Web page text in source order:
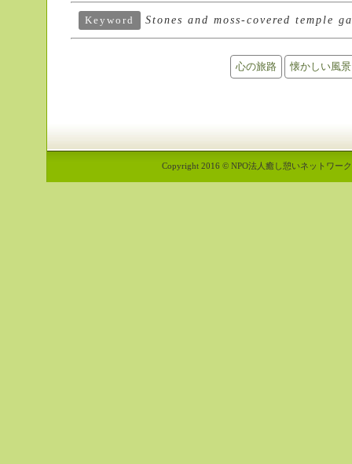
Keyword Stones and moss-covered temple
心の旅路 懐かしい風景
Copyright 2016 © NPO法人癒し憩いネットワー